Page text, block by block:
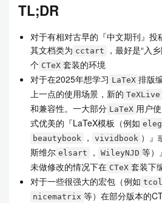
TL;DR
对于有相对古早的『中文期刊』投
其文档类为 cctart
，最好是“入
个 CTeX 套装的环境
对于在2025年想学习 LaTeX 排版
上一点的使用场景，新的 TeXLive
和兼容性。一大部分 LaTeX 用户
式优美的『LaTeX模板（例如
beautybook ， vividbook ）』
斯维尔 elsart ， WileyNJD 等）
未做修改的情况下在 CTeX 套装下
对于一些很强大的宏包（例如
nicematrix 等）在部分版本的